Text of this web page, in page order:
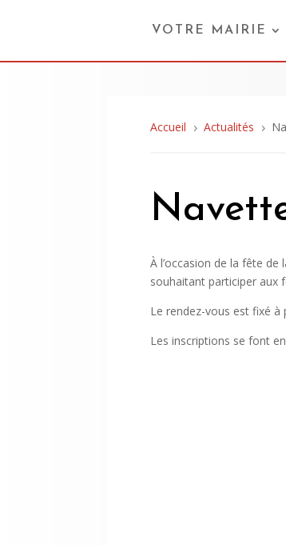
VOTRE MAIRIE
Accueil 5 Actualités 5
À l’occasion de la fête
souhaitant participer aux
Le rendez-vous est fixé à
Les inscriptions se font